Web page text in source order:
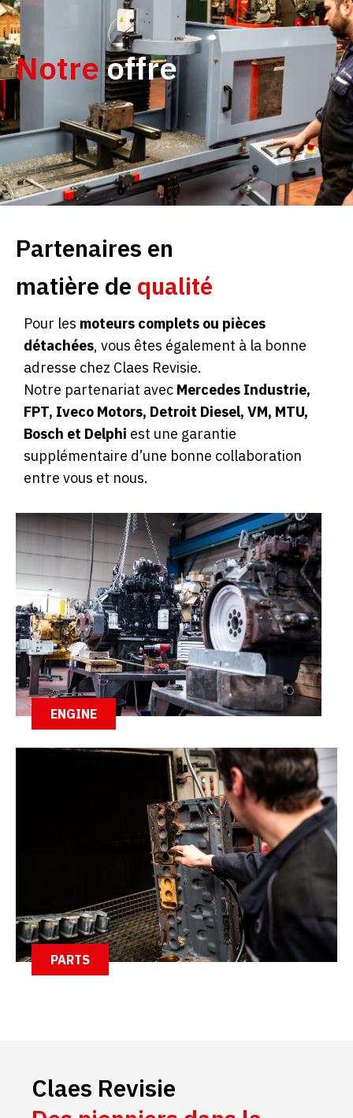
Notreoffre
Partenaires en
matière de qualité
Pour les moteurs complets ou pièces
détachées, vous êtes également à la bonne
adresse chez Claes Revisie.
Notre partenariat avec Mercedes Industrie,
FPT, Iveco Motors, Detroit Diesel, VM, MTU,
Bosch et Delphi est une garantie
supplémentaire d’une bonne collaboration
entre vous et nous.
ENGINE
PARTS
Claes Revisie